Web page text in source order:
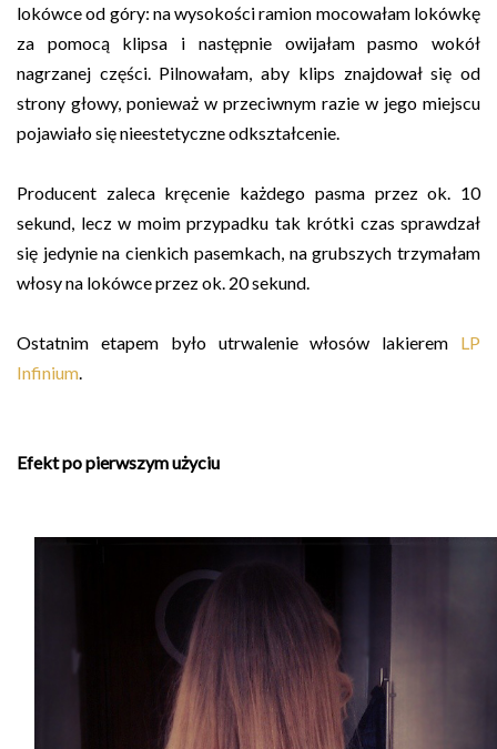
lokówce od góry: na wysokości ramion mocowałam lokówkę
za pomocą klipsa i następnie owijałam pasmo wokół
nagrzanej części. Pilnowałam, aby klips znajdował się od
strony głowy, ponieważ w przeciwnym razie w jego miejscu
pojawiało się nieestetyczne odkształcenie.
Producent zaleca kręcenie każdego pasma przez ok. 10
sekund, lecz w moim przypadku tak krótki czas sprawdzał
się jedynie na cienkich pasemkach, na grubszych trzymałam
włosy na lokówce przez ok. 20 sekund.
Ostatnim etapem było utrwalenie włosów lakierem LP
Infinium
Efekt po pierwszym użyciu